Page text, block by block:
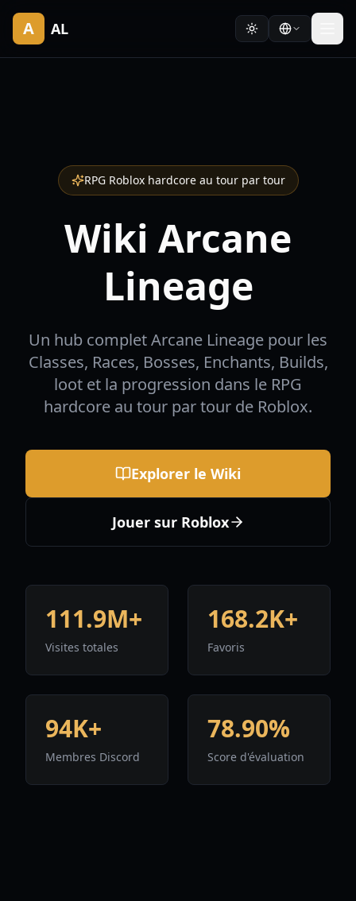
A AL
RPG Roblox hardcore au tour par tour
Wiki Arcane
Lineage
Un hub complet Arcane Lineage pour les
Classes, Races, Bosses, Enchants, Builds,
loot et la progression dans le RPG
hardcore au tour par tour de Roblox.
Explorer le Wiki
Jouer sur Roblox
111.9M+
Visites totales
168.2K+
Favoris
94K+
Membres Discord
78.90%
Score d'évaluation